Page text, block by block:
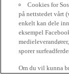
Cookies for
på nettstedet vårt
enkelt kan dele
eksempel
sporer
Om du vil kunna